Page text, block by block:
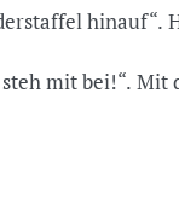
hinauf“.
steh mit bei!“.